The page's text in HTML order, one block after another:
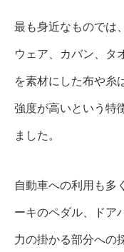
最も身近なものでは
ウェア、カバン、タ
を素材にした布や糸
強度が高いという特
ました。
自動車への利用も多
ーキのペダル、ドア
力の掛かる部分への